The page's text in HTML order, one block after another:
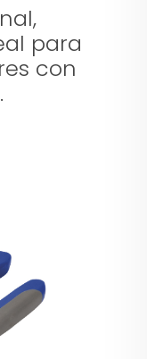
para
con